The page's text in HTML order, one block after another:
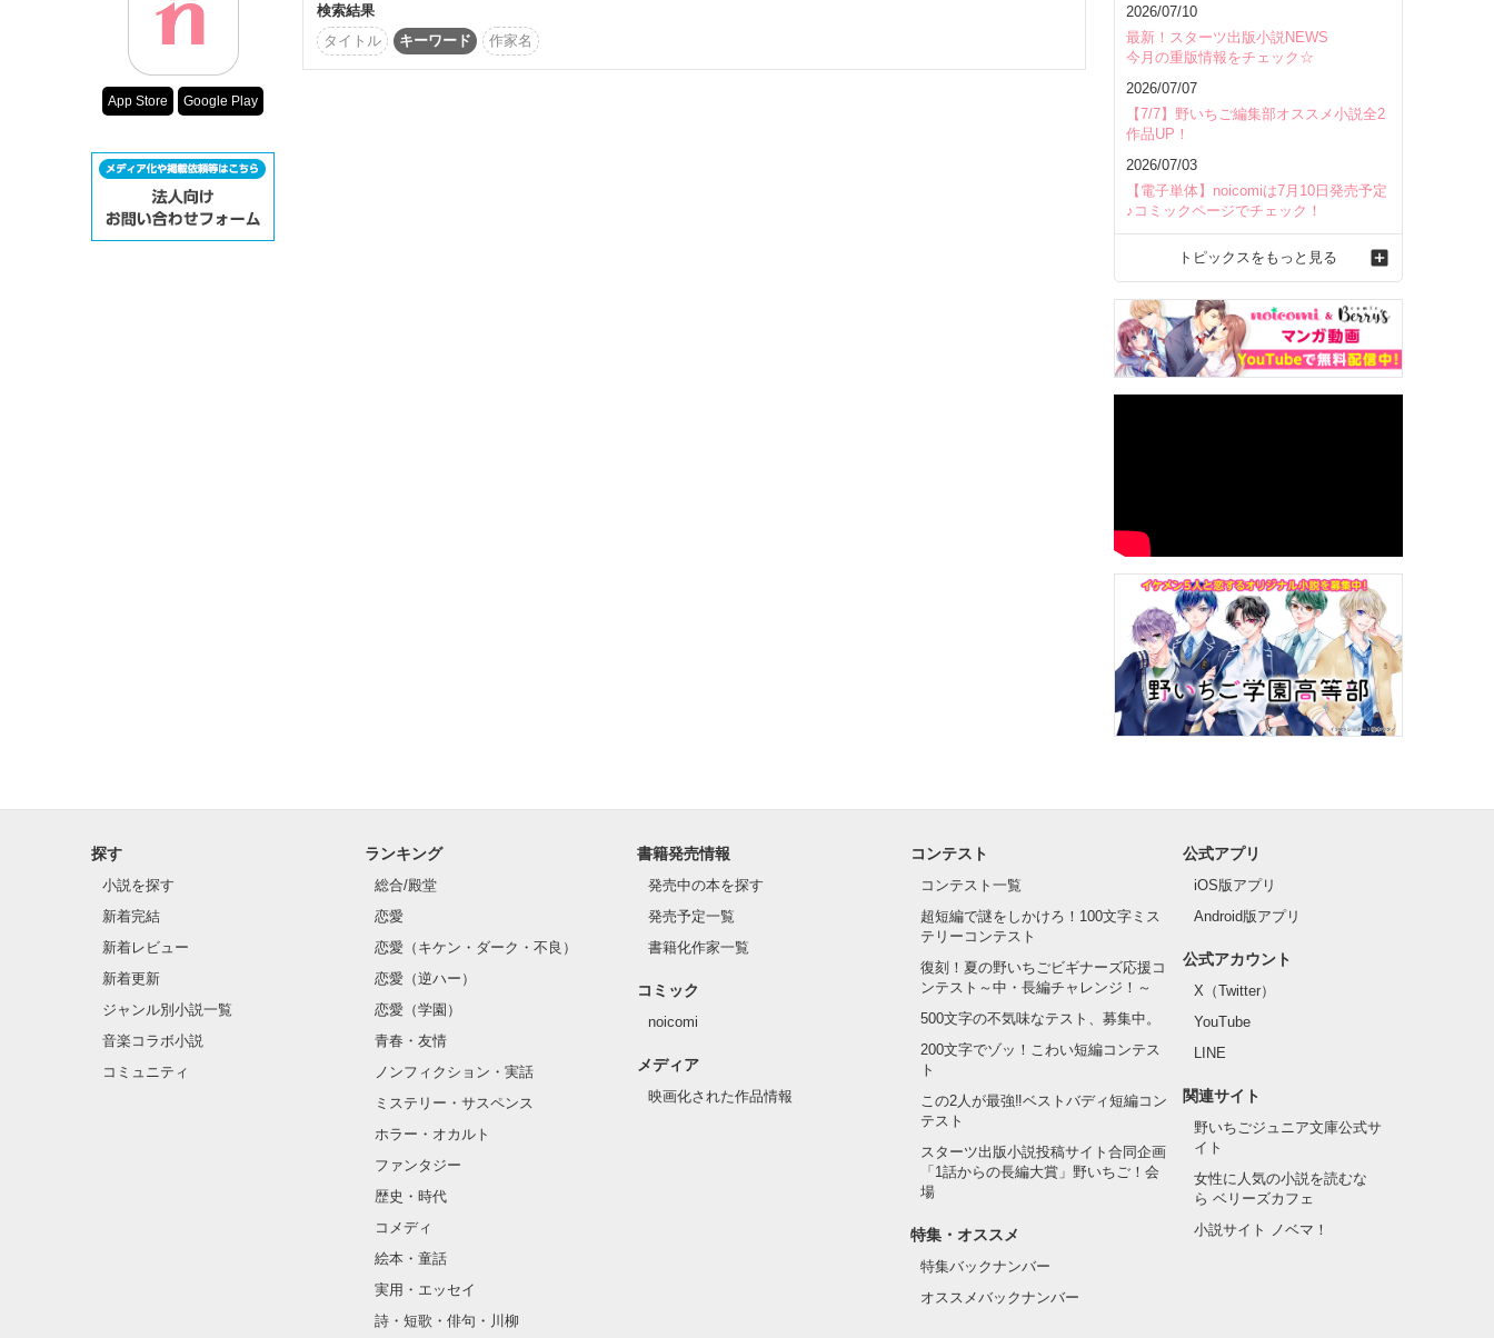
この2人が最強‼ベストバディ短編コンテスト
スターツ出版小説投稿サイト合同企画「1話からの長編大賞」野いちご！会場
【ジャンル】
青春
検索結果
タイトル
キーワード 作家名
App Store Google Play
2026/07/10
最新！スターツ出版小説NEWS
今月の重版情報をチェック☆
2026/07/07
【7/7】野いちご編集部オススメ小説全2
作品UP！
2026/07/03
【電子単体】noicomiは7月10日発売予定
♪コミックページでチェック！
トピックスをもっと見る
探す
小説を探す
新着完結
新着レビュー
新着更新
ジャンル別小説一覧
音楽コラボ小説
コミュニティ
ランキング
総合/殿堂
恋愛
恋愛（キケン・ダーク・不良）
恋愛（逆ハー）
恋愛（学園）
青春・友情
ノンフィクション・実話
ミステリー・サスペンス
ホラー・オカルト
ファンタジー
歴史・時代
コメディ
絵本・童話
実用・エッセイ
詩・短歌・俳句・川柳
書籍発売情報
発売中の本を探す
発売予定一覧
書籍化作家一覧
コミック
noicomi
メディア
映画化された作品情報
コンテスト
コンテスト一覧
超短編で謎をしかけろ！100文字ミス
テリーコンテスト
復刻！夏の野いちごビギナーズ応援コ
ンテスト～中・長編チャレンジ！～
500文字の不気味なテスト、募集中。
200文字でゾッ！こわい短編コンテス
ト
この2人が最強‼ベストバディ短編コン
テスト
スターツ出版小説投稿サイト合同企画
「1話からの長編大賞」野いちご！会
場
特集・オススメ
特集バックナンバー
オススメバックナンバー
公式アプリ
iOS版アプリ
Android版アプリ
公式アカウント
X（Twitter）
YouTube
LINE
関連サイト
野いちごジュニア文庫公式サ
イト
女性に人気の小説を読むな
ら ベリーズカフェ
小説サイト ノベマ！